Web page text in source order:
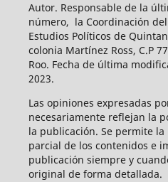
Autor. Responsable de la
número, la Coordinación
Estudios Políticos de
colonia Martínez Ross, C.P
Roo. Fecha de última
2023.
Las opiniones expresadas
necesariamente reflejan la
la publicación. Se permite
parcial de los contenidos e
publicación siempre y
original de forma detallada.